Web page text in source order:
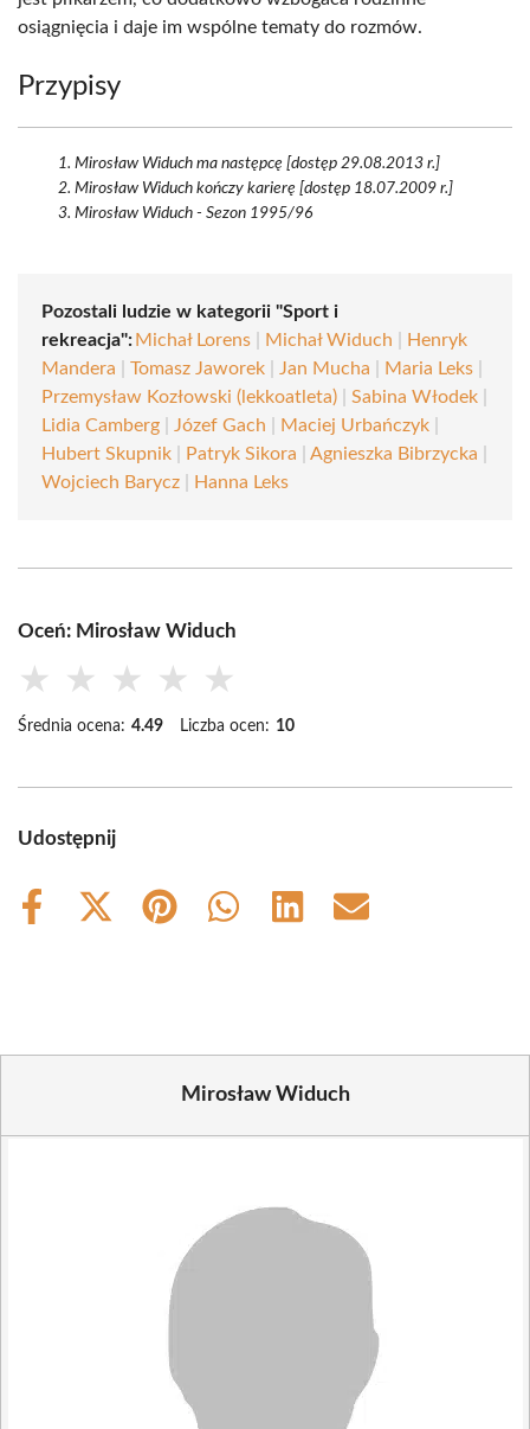
osiągnięcia i daje im wspólne tematy do rozmów.
Przypisy
Mirosław Widuch ma następcę [dostęp 29.08.2013 r.]
Mirosław Widuch kończy karierę [dostęp 18.07.2009 r.]
Mirosław Widuch - Sezon 1995/96
Pozostali ludzie w kategorii "Sport i
rekreacja": Michał Lorens Michał Widuch
Henryk
Mandera
Tomasz Jaworek Jan Mucha Maria Leks
Przemysław Kozłowski (lekkoatleta)
Sabina Włodek
Lidia Camberg
Józef Gach Maciej Urbańczyk
Hubert Skupnik
Patryk Sikora Agnieszka Bibrzycka
Wojciech Barycz
Hanna Leks
Oceń: Mirosław Widuch
★ ★ ★ ★ ★
Średnia ocena: 4.49 Liczba ocen: 10
Udostępnij
Share
Share
Share
Share
Share
Share
Mirosław Widuch